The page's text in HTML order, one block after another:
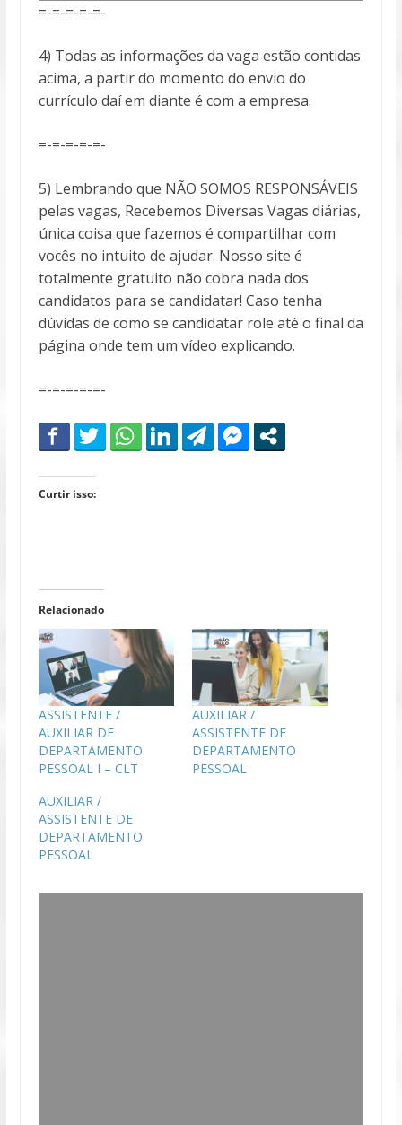
=-=-=-=-=-
4) Todas as informações da vaga estão contidas
acima, a partir do momento do envio do
currículo daí em diante é com a empresa.
=-=-=-=-=-
5) Lembrando que NÃO SOMOS RESPONSÁVEIS
pelas vagas, Recebemos Diversas Vagas diárias,
única coisa que fazemos é compartilhar com
vocês no intuito de ajudar. Nosso site é
totalmente gratuito não cobra nada dos
candidatos para se candidatar! Caso tenha
dúvidas de como se candidatar role até o final da
página onde tem um vídeo explicando.
=-=-=-=-=-
Curtir isso:
Relacionado
ASSISTENTE /
AUXILIAR DE
DEPARTAMENTO
PESSOAL I – CLT
AUXILIAR /
ASSISTENTE DE
DEPARTAMENTO
PESSOAL
AUXILIAR /
ASSISTENTE DE
DEPARTAMENTO
PESSOAL